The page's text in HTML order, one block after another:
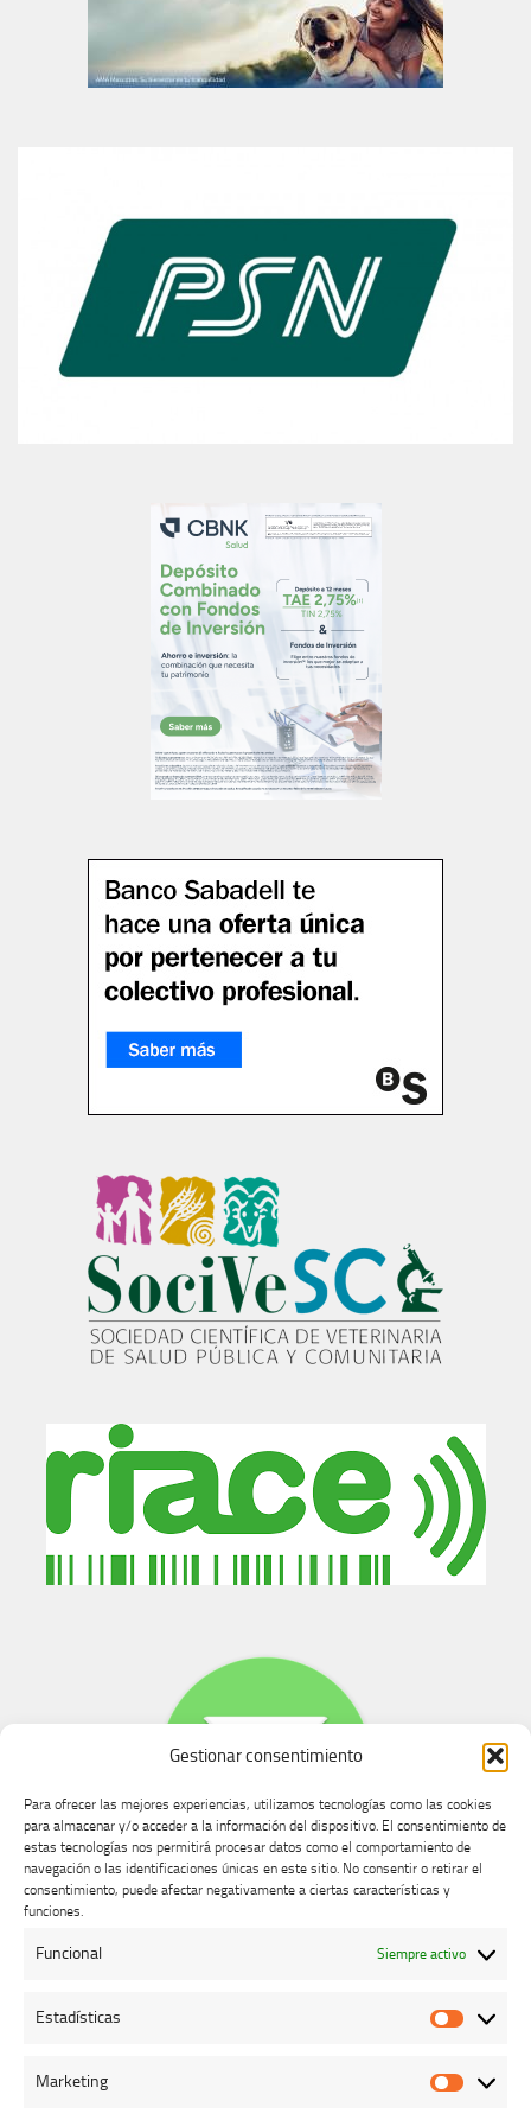
Gestionar consentimiento
Para ofrecer las mejores experiencias, utilizamos tecnologías como las cookies
para almacenar y/o acceder a la información del dispositivo. El consentimiento de
estas tecnologías nos permitirá procesar datos como el comportamiento de
navegación o las identificaciones únicas en este sitio. No consentir o retirar el
consentimiento, puede afectar negativamente a ciertas características y
funciones.
Funcional Siempre activo
Estadísticas
Marketing
Buzón de dudas, quejas y sugerencias